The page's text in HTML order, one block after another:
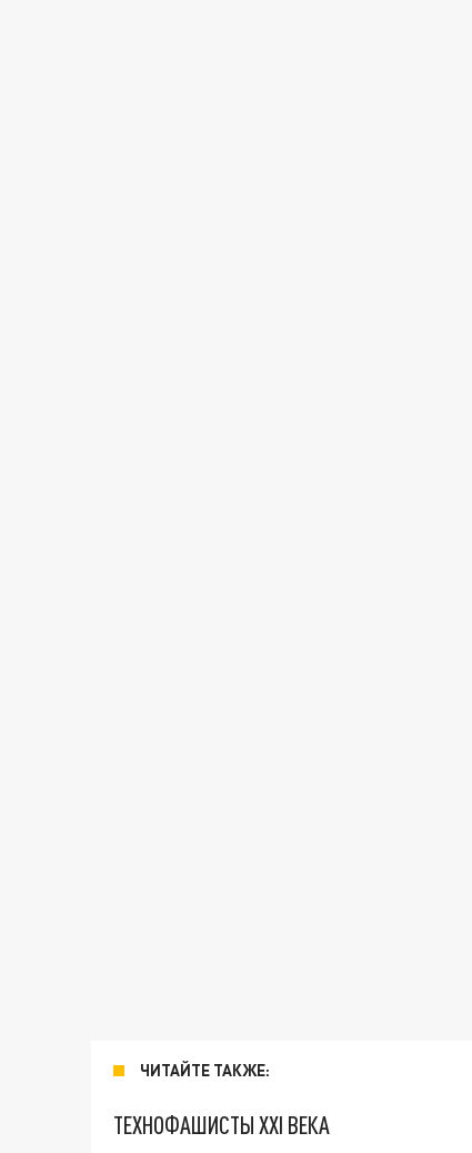
ЧИТАЙТЕ ТАКЖЕ:
ТЕХНОФАШИСТЫ XXI ВЕКА